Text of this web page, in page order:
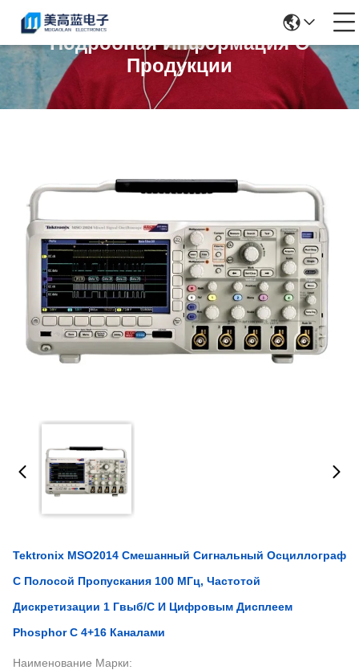
Подробная Информация О
Продукции
Tektronix MSO2014 Смешанный Сигнальный Осциллограф
С Полосой Пропускания 100 МГц, Частотой
Дискретизации 1 Гвыб/с И Цифровым Дисплеем
Phosphor С 4+16 Каналами
Наименование Марки: